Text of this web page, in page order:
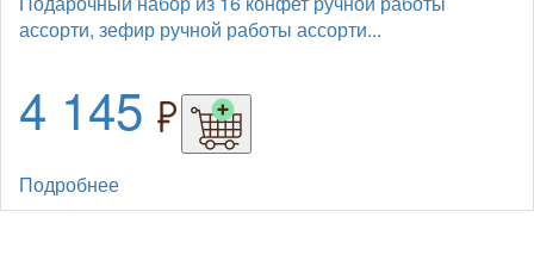
ассорти, зефир ручной работы ассорти...
4 145
Подробнее